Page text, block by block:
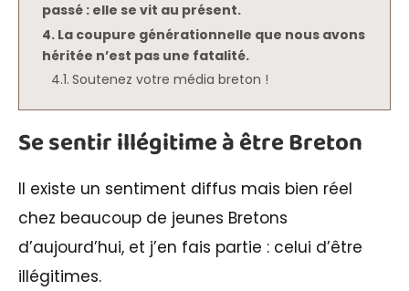
passé : elle se vit au présent.
La coupure générationnelle que nous avons
héritée n’est pas une fatalité.
Soutenez votre média breton !
Se sentir illégitime à être Breton
Il existe un sentiment diffus mais bien réel
chez beaucoup de jeunes Bretons
d’aujourd’hui, et j’en fais partie : celui d’être
illégitimes.